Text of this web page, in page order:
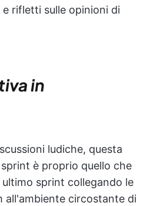
rifletti sulle opinioni di
in
ludiche, questa
è proprio quello che
sprint collegando le
all'ambiente circostante di